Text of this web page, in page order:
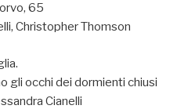
65
Christopher Thomson
gli occhi dei dormienti chiusi
Cianelli